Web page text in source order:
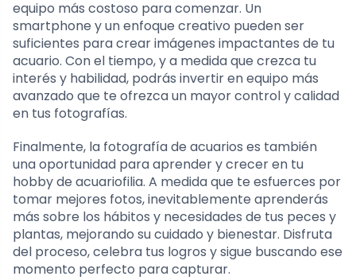
equipo más costoso para comenzar. Un
smartphone y un enfoque creativo pueden ser
suficientes para crear imágenes impactantes de tu
acuario. Con el tiempo, y a medida que crezca tu
interés y habilidad, podrás invertir en equipo más
avanzado que te ofrezca un mayor control y calidad
en tus fotografías.
Finalmente, la fotografía de acuarios es también
una oportunidad para aprender y crecer en tu
hobby de acuariofilia. A medida que te esfuerces por
tomar mejores fotos, inevitablemente aprenderás
más sobre los hábitos y necesidades de tus peces y
plantas, mejorando su cuidado y bienestar. Disfruta
del proceso, celebra tus logros y sigue buscando ese
momento perfecto para capturar.